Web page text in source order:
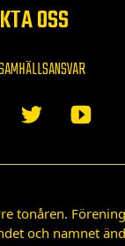
OSS
tonåren.
och namnet